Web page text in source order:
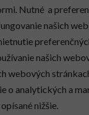
Nutné a
našich
našich
webových
o analytických a
nižšie.